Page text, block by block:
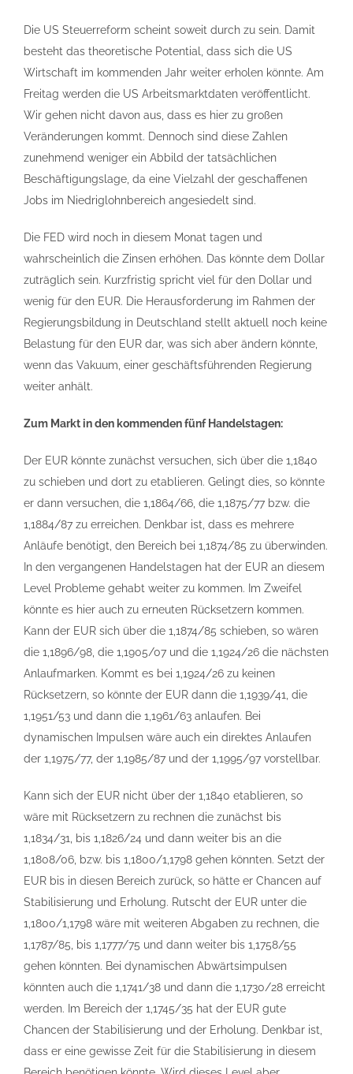
Die US Steuerreform scheint soweit durch zu sein. Damit
besteht das theoretische Potential, dass sich die US
Wirtschaft im kommenden Jahr weiter erholen könnte. Am
Freitag werden die US Arbeitsmarktdaten veröffentlicht.
Wir gehen nicht davon aus, dass es hier zu großen
Veränderungen kommt. Dennoch sind diese Zahlen
zunehmend weniger ein Abbild der tatsächlichen
Beschäftigungslage, da eine Vielzahl der geschaffenen
Jobs im Niedriglohnbereich angesiedelt sind.
Die FED wird noch in diesem Monat tagen und
wahrscheinlich die Zinsen erhöhen. Das könnte dem Dollar
zuträglich sein. Kurzfristig spricht viel für den Dollar und
wenig für den EUR. Die Herausforderung im Rahmen der
Regierungsbildung in Deutschland stellt aktuell noch keine
Belastung für den EUR dar, was sich aber ändern könnte,
wenn das Vakuum, einer geschäftsführenden Regierung
weiter anhält.
Zum Markt in den kommenden fünf Handelstagen:
Der EUR könnte zunächst versuchen, sich über die 1,1840
zu schieben und dort zu etablieren. Gelingt dies, so könnte
er dann versuchen, die 1,1864/66, die 1,1875/77 bzw. die
1,1884/87 zu erreichen. Denkbar ist, dass es mehrere
Anläufe benötigt, den Bereich bei 1,1874/85 zu überwinden.
In den vergangenen Handelstagen hat der EUR an diesem
Level Probleme gehabt weiter zu kommen. Im Zweifel
könnte es hier auch zu erneuten Rücksetzern kommen.
Kann der EUR sich über die 1,1874/85 schieben, so wären
die 1,1896/98, die 1,1905/07 und die 1,1924/26 die nächsten
Anlaufmarken. Kommt es bei 1,1924/26 zu keinen
Rücksetzern, so könnte der EUR dann die 1,1939/41, die
1,1951/53 und dann die 1,1961/63 anlaufen. Bei
dynamischen Impulsen wäre auch ein direktes Anlaufen
der 1,1975/77, der 1,1985/87 und der 1,1995/97 vorstellbar.
Kann sich der EUR nicht über der 1,1840 etablieren, so
wäre mit Rücksetzern zu rechnen die zunächst bis
1,1834/31, bis 1,1826/24 und dann weiter bis an die
1,1808/06, bzw. bis 1,1800/1,1798 gehen könnten. Setzt der
EUR bis in diesen Bereich zurück, so hätte er Chancen auf
Stabilisierung und Erholung. Rutscht der EUR unter die
1,1800/1,1798 wäre mit weiteren Abgaben zu rechnen, die
1,1787/85, bis 1,1777/75 und dann weiter bis 1,1758/55
gehen könnten. Bei dynamischen Abwärtsimpulsen
könnten auch die 1,1741/38 und dann die 1,1730/28 erreicht
werden. Im Bereich der 1,1745/35 hat der EUR gute
Chancen der Stabilisierung und der Erholung. Denkbar ist,
dass er eine gewisse Zeit für die Stabilisierung in diesem